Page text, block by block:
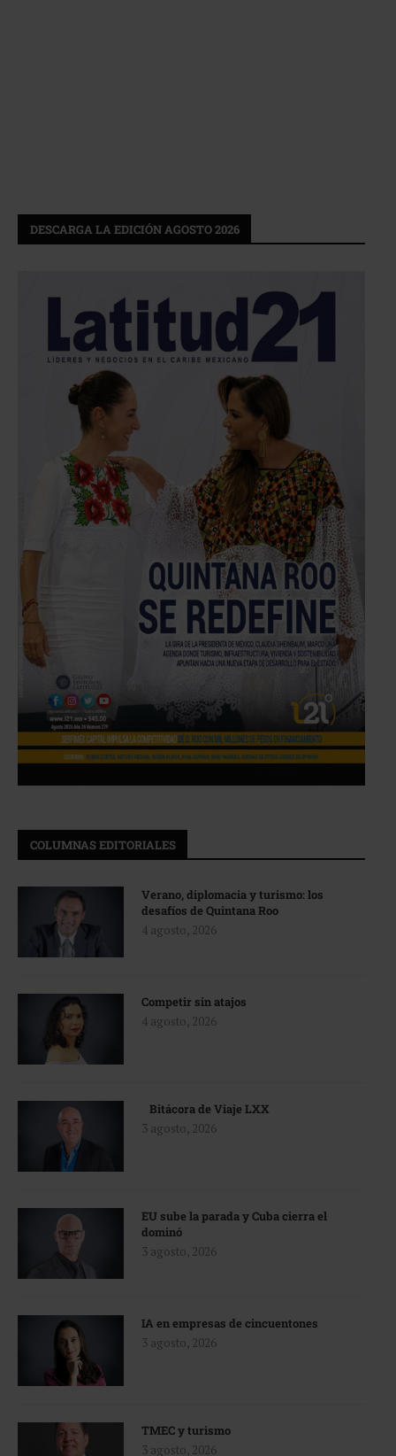
DESCARGA LA EDICIÓN AGOSTO 2026
COLUMNAS EDITORIALES
Verano, diplomacia y turismo: los
desafíos de Quintana Roo
4 agosto, 2026
Competir sin atajos
4 agosto, 2026
Bitácora de Viaje LXX
3 agosto, 2026
EU sube la parada y Cuba cierra el
dominó
3 agosto, 2026
IA en empresas de cincuentones
3 agosto, 2026
TMEC y turismo
3 agosto, 2026